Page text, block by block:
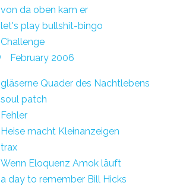
von da oben kam er
let's play bullshit-bingo
Challenge
February 2006
gläserne Quader des Nachtlebens
soul patch
Fehler
Heise macht Kleinanzeigen
trax
Wenn Eloquenz Amok läuft
a day to remember Bill Hicks